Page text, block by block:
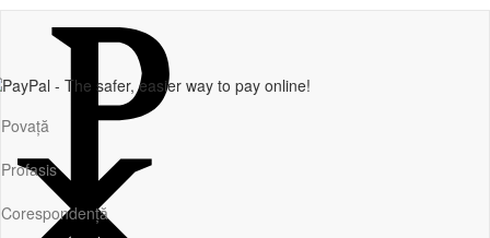
Povață
Profasis
Corespondență